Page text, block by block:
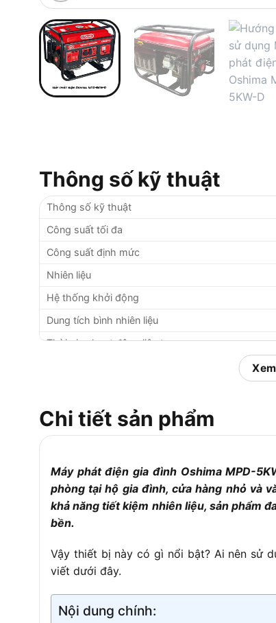
Thông số kỹ thuật
Thông số kỹ thuật
Công suất tối đa
Công suất định mức
Nhiên liệu
Hệ thống khởi động
Dung tích bình nhiên liệu
Thời gian hoạt động liên tục
Chi tiết sản phẩm
Máy phát điện gia đình Oshima MPD-
phòng tại hộ gia đình, cửa hàng nhỏ và
khả năng tiết kiệm nhiên liệu, sản phẩm
bền.
Vậy thiết bị này có gì nổi bật? Ai nên sử
viết dưới đây.
Nội dung chính: